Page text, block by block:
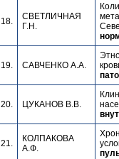
18.
СВЕТЛИЧНАЯ
Г.Н.
19. САВЧЕНКО А.А.
20. ЦУКАНОВ В.В.
21.
КОЛПАКОВА
А.Ф.